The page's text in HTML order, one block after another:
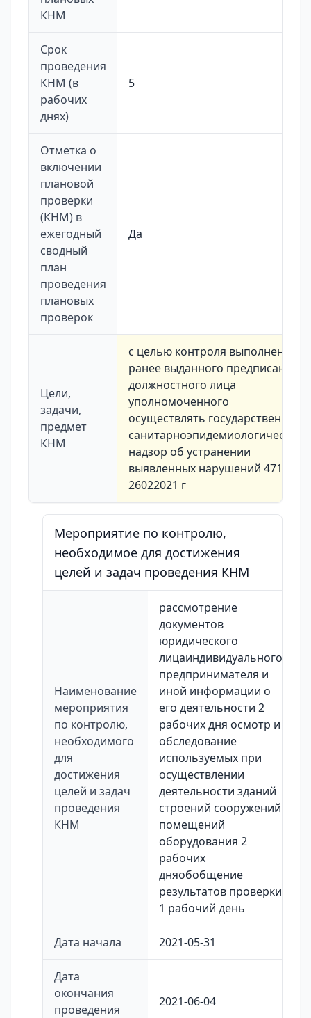
КНМ
Срок
проведения
КНМ (в
рабочих
днях)
5
Отметка о
включении
плановой
проверки
(КНМ) в
ежегодный
сводный
план
проведения
плановых
проверок
Да
Цели,
задачи,
предмет
КНМ
с целью контроля выполнения
ранее выданного предписания
должностного лица
уполномоченного
осуществлять государственный
санитарноэпидемиологический
надзор об устранении
выявленных нарушений 471 от
26022021 г
Мероприятие по контролю,
необходимое для достижения
целей и задач проведения КНМ
Наименование
мероприятия
по контролю,
необходимого
для
достижения
целей и задач
проведения
КНМ
рассмотрение
документов
юридического
лицаиндивидуального
предпринимателя и
иной информации о
его деятельности 2
рабочих дня осмотр и
обследование
используемых при
осуществлении
деятельности зданий
строений сооружений
помещений
оборудования 2
рабочих
дняобобщение
результатов проверки
1 рабочий день
Дата начала 2021-05-31
Дата
окончания
проведения
2021-06-04